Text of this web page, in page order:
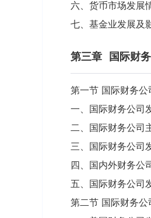
六、货币市场发展
七、基金业发展及
第三章 国际财
第一节 国际财务公
一、国际财务公司
二、国际财务公司
三、国际财务公司
四、国内外财务公
五、国际财务公司
第二节 国际财务公